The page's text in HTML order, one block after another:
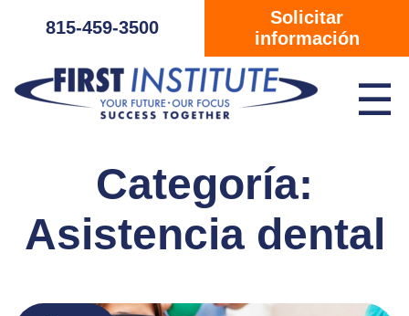
815-459-3500
Solicitar
información
☰
Categoría:
Asistencia dental